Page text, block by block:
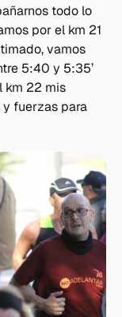
todo lo
por el km 21
vamos
5:40 y 5:35’
km 22 mis
y fuerzas para